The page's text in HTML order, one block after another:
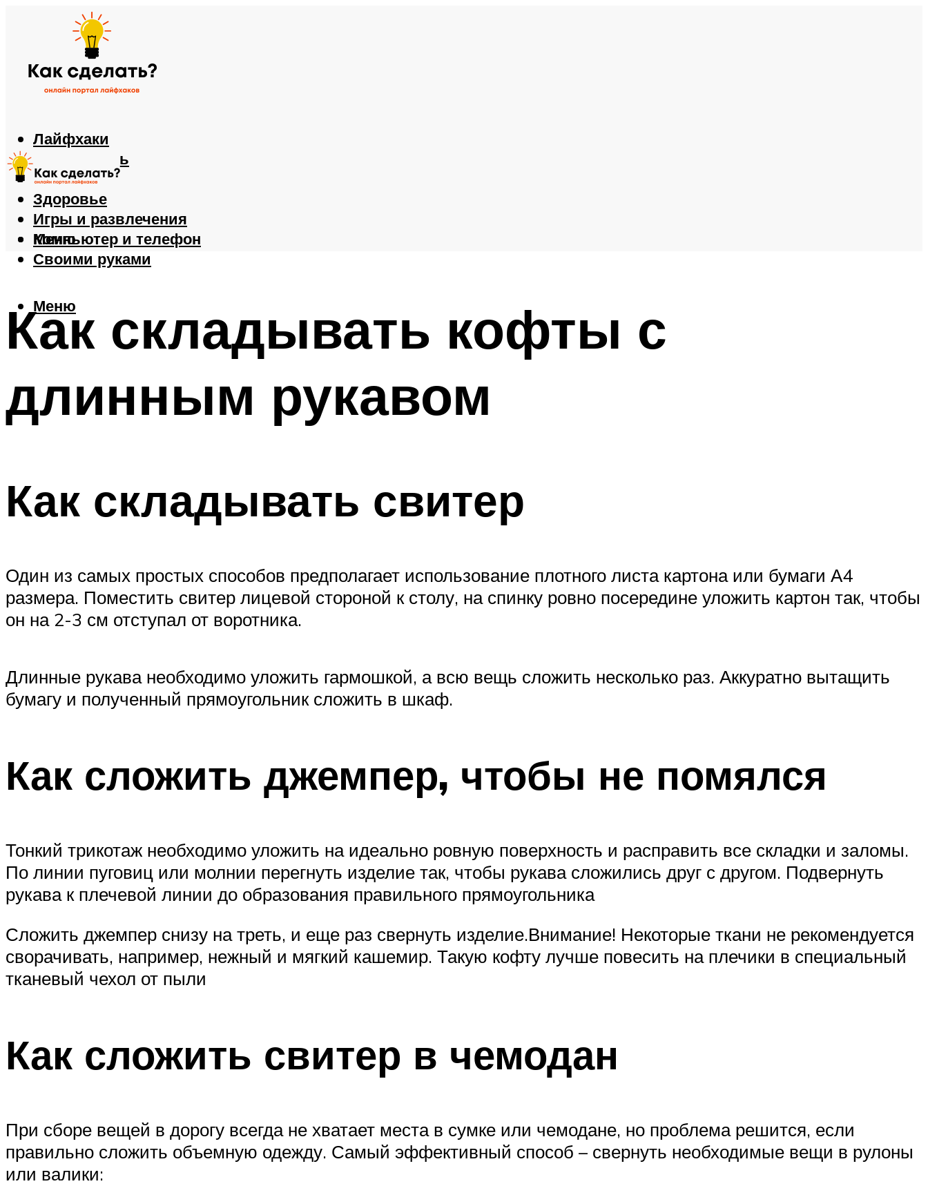
Лайфхаки
Автомобиль
Еда
Здоровье
Игры и развлечения
Компьютер и телефон
Своими руками
Меню
Меню
Как складывать кофты с
длинным рукавом
Как складывать свитер
Один из самых простых способов предполагает использование плотного листа картона или бумаги А4
размера. Поместить свитер лицевой стороной к столу, на спинку ровно посередине уложить картон так, чтобы
он на 2-3 см отступал от воротника.
Длинные рукава необходимо уложить гармошкой, а всю вещь сложить несколько раз. Аккуратно вытащить
бумагу и полученный прямоугольник сложить в шкаф.
Как сложить джемпер, чтобы не помялся
Тонкий трикотаж необходимо уложить на идеально ровную поверхность и расправить все складки и заломы.
По линии пуговиц или молнии перегнуть изделие так, чтобы рукава сложились друг с другом. Подвернуть
рукава к плечевой линии до образования правильного прямоугольника
Сложить джемпер снизу на треть, и еще раз свернуть изделие.Внимание! Некоторые ткани не рекомендуется
сворачивать, например, нежный и мягкий кашемир. Такую кофту лучше повесить на плечики в специальный
тканевый чехол от пыли
Как сложить свитер в чемодан
При сборе вещей в дорогу всегда не хватает места в сумке или чемодане, но проблема решится, если
правильно сложить объемную одежду. Самый эффективный способ – свернуть необходимые вещи в рулоны
или валики: